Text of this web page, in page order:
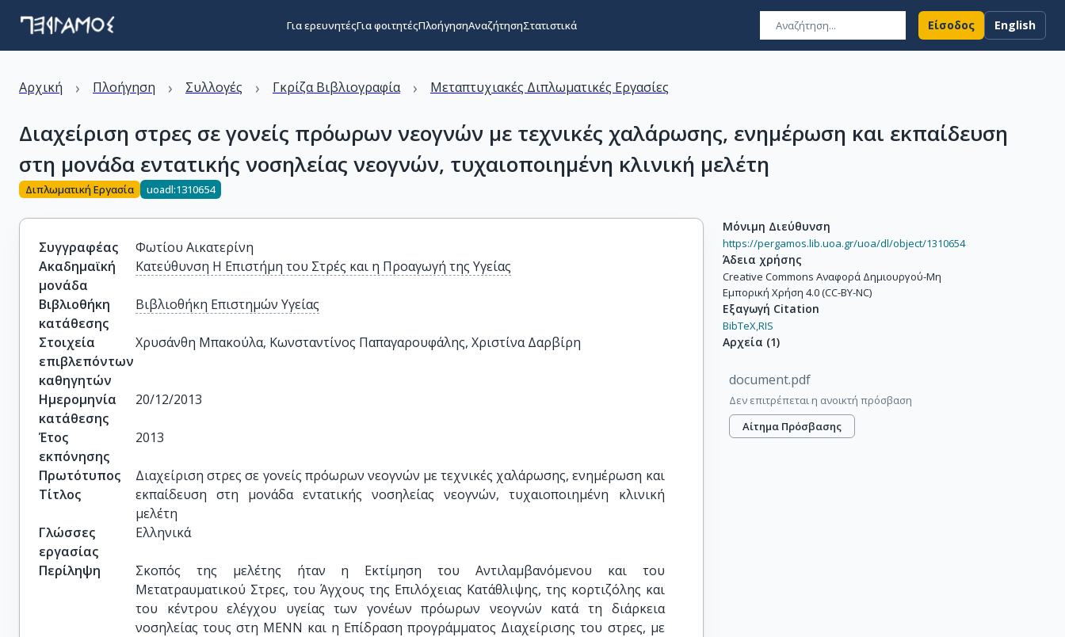
Για ερευνητέςΓια φοιτητέςΠλοήγησηΑναζήτησηΣτατιστικά Είσοδος English
Αρχική › Πλοήγηση › Συλλογές › Γκρίζα Βιβλιογραφία › Μεταπτυχιακές Διπλωματικές Εργασίες
Διαχείριση στρες σε γονείς πρόωρων νεογνών με τεχνικές χαλάρωσης, ενημέρωση και εκπαίδευση
στη μονάδα εντατικής νοσηλείας νεογνών, τυχαιοποιημένη κλινική μελέτη
Διπλωματική Εργασία uoadl:1310654
Συγγραφέας
Φωτίου Αικατερίνη
Ακαδημαϊκή
μονάδα
Κατεύθυνση Η Επιστήμη του Στρές και η Προαγωγή της Υγείας
Βιβλιοθήκη
κατάθεσης
Βιβλιοθήκη Επιστημών Υγείας
Στοιχεία
επιβλεπόντων
καθηγητών
Χρυσάνθη Μπακούλα, Κωνσταντίνος Παπαγαρουφάλης, Χριστίνα Δαρβίρη
Ημερομηνία
κατάθεσης
20/12/2013
Έτος
εκπόνησης
2013
Πρωτότυπος
Τίτλος
Διαχείριση στρες σε γονείς πρόωρων νεογνών με τεχνικές χαλάρωσης, ενημέρωση και
εκπαίδευση στη μονάδα εντατικής νοσηλείας νεογνών, τυχαιοποιημένη κλινική
μελέτη
Γλώσσες
εργασίας
Ελληνικά
Περίληψη
Σκοπός της μελέτης ήταν η Εκτίμηση του Αντιλαμβανόμενου και του
Μετατραυματικού Στρες, του Άγχους της Επιλόχειας Κατάθλιψης, της κορτιζόλης και
του κέντρου ελέγχου υγείας των γονέων πρόωρων νεογνών κατά τη διάρκεια
νοσηλείας τους στη ΜΕΝΝ και η Επίδραση προγράμματος Διαχείρισης του στρες, με
Μόνιμη Διεύθυνση
https://pergamos.lib.uoa.gr/uoa/dl/object/1310654
Άδεια χρήσης
Creative Commons Αναφορά Δημιουργού-Μη
Εμπορική Χρήση 4.0 (CC-BY-NC)
Εξαγωγή Citation
BibTeX,RIS
Αρχεία (1)
document.pdf
Δεν επιτρέπεται η ανοικτή πρόσβαση
Αίτημα Πρόσβασης